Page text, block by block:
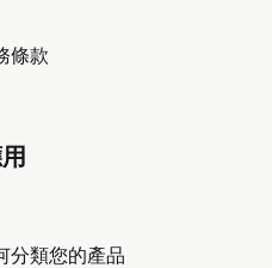
條款
分類您的產品